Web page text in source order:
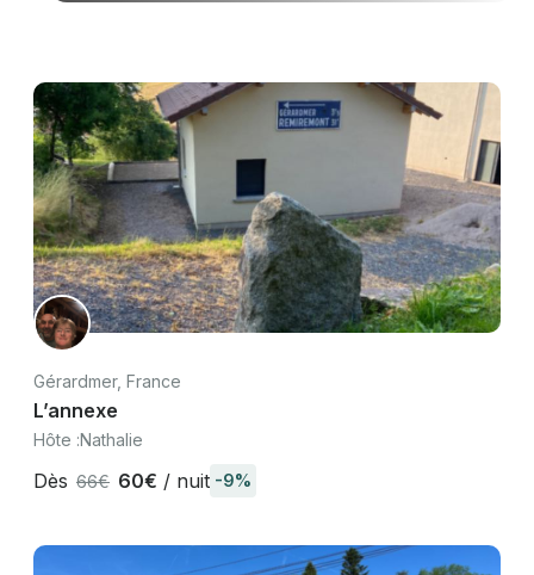
Gérardmer, France
L’annexe
Hôte :Nathalie
Dès 66€ 60€ / nuit -9%